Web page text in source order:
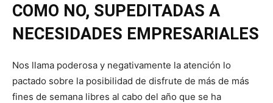
COMO NO, SUPEDITADAS A
NECESIDADES EMPRESARIALES
Nos llama poderosa y negativamente la atención lo
pactado sobre la posibilidad de disfrute de más de más
fines de semana libres al cabo del año que se ha